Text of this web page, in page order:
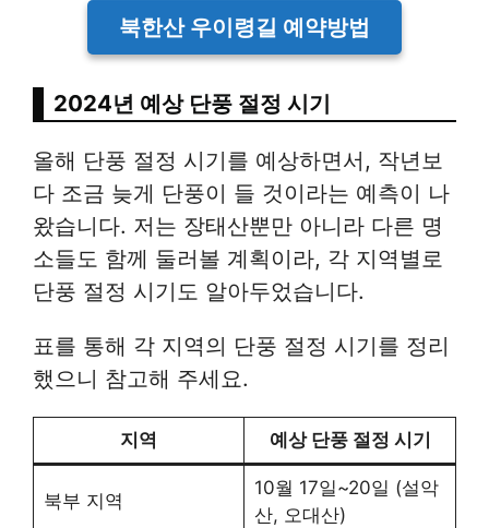
북한산 우이령길 예약방법
2024년 예상 단풍 절정 시기
올해 단풍 절정 시기를 예상하면서, 작년보
다 조금 늦게 단풍이 들 것이라는 예측이 나
왔습니다. 저는 장태산뿐만 아니라 다른 명
소들도 함께 둘러볼 계획이라, 각 지역별로
단풍 절정 시기도 알아두었습니다.
표를 통해 각 지역의 단풍 절정 시기를 정리
했으니 참고해 주세요.
지역 예상 단풍 절정 시기
북부 지역
10월 17일~20일 (설악
산, 오대산)